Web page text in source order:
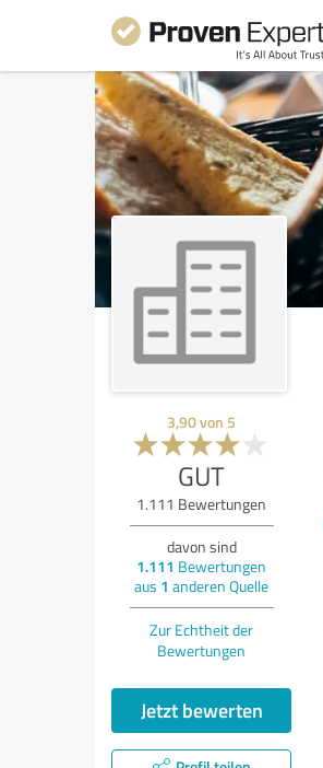
3,90von 5
GUT
1.111 Bewertungen
davon sind
1.111 Bewertungen
aus 1 anderen Quelle
Zur Echtheit der
Bewertungen
Jetzt bewerten